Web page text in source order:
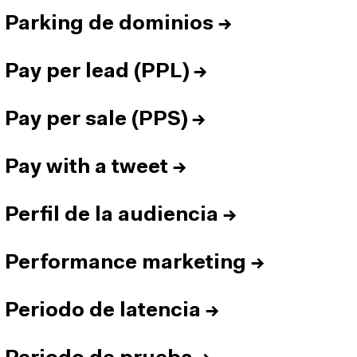
Parking de dominios →
Pay per lead (PPL) →
Pay per sale (PPS) →
Pay with a tweet →
Perfil de la audiencia →
Performance marketing →
Periodo de latencia →